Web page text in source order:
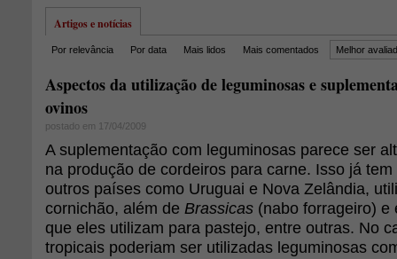
Artigos e notícias
Por relevância Por data Mais lidos Mais comentados Melhor
Aspectos da utilização de leguminosas e
ovinos
postado em 17/04/2009
A suplementação com leguminosas parece ser
na produção de cordeiros para carne. Isso já
outros países como Uruguai e Nova Zelândia,
cornichão, além de Brassicas (nabo forrageiro) e
que eles utilizam para pastejo, entre outras. No
tropicais poderiam ser utilizadas leguminosas